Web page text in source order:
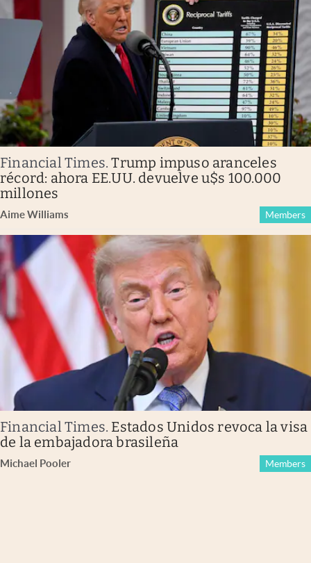
Financial Times.Trump impuso aranceles
récord: ahora EE.UU. devuelve u$s 100.000
millones
Aime Williams Members
Financial Times. Estados Unidos revoca la visa
de la embajadora brasileña
Michael Pooler Members